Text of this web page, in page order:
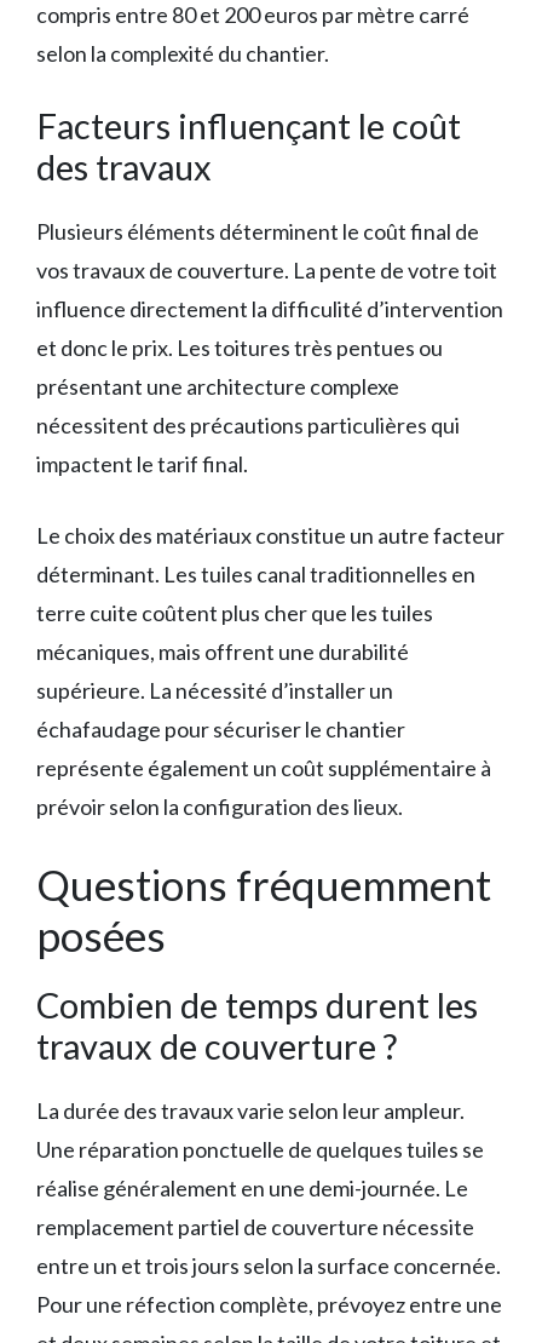
compris entre 80 et 200 euros par mètre carré
selon la complexité du chantier.
Facteurs influençant le coût
des travaux
Plusieurs éléments déterminent le coût final de
vos travaux de couverture. La pente de votre toit
influence directement la difficulité d’intervention
et donc le prix. Les toitures très pentues ou
présentant une architecture complexe
nécessitent des précautions particulières qui
impactent le tarif final.
Le choix des matériaux constitue un autre facteur
déterminant. Les tuiles canal traditionnelles en
terre cuite coûtent plus cher que les tuiles
mécaniques, mais offrent une durabilité
supérieure. La nécessité d’installer un
échafaudage pour sécuriser le chantier
représente également un coût supplémentaire à
prévoir selon la configuration des lieux.
Questions fréquemment
posées
Combien de temps durent les
travaux de couverture ?
La durée des travaux varie selon leur ampleur.
Une réparation ponctuelle de quelques tuiles se
réalise généralement en une demi-journée. Le
remplacement partiel de couverture nécessite
entre un et trois jours selon la surface concernée.
Pour une réfection complète, prévoyez entre une